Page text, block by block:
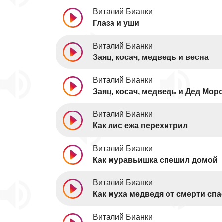
Виталий Бианки
Глаза и уши
Виталий Бианки
Заяц, косач, медведь и весна
Виталий Бианки
Заяц, косач, медведь и Дед
Виталий Бианки
Как лис ежа перехитрил
Виталий Бианки
Как муравьишка спешил домой
Виталий Бианки
Как муха медведя от смерти
Виталий Бианки